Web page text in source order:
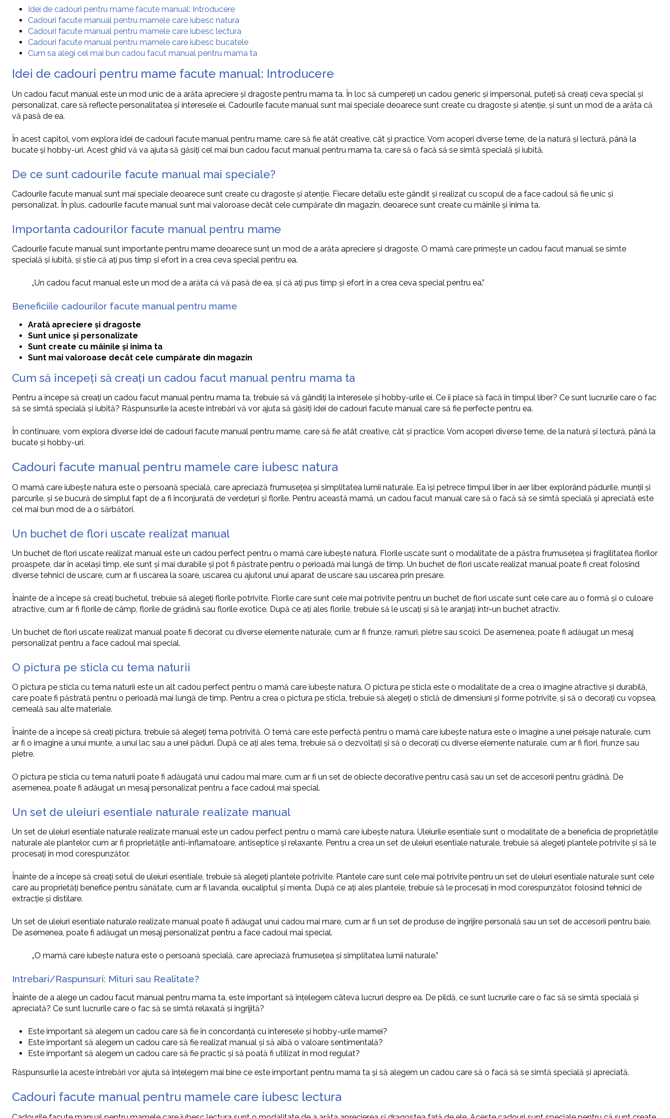
Idei de cadouri pentru mame facute manual: Introducere
Cadouri facute manual pentru mamele care iubesc natura
Cadouri facute manual pentru mamele care iubesc lectura
Cadouri facute manual pentru mamele care iubesc bucatele
Cum sa alegi cel mai bun cadou facut manual pentru mama ta
Idei de cadouri pentru mame facute manual: Introducere
Un cadou facut manual este un mod unic de a arăta apreciere și dragoste pentru mama ta. În loc să cumpereți un cadou generic și impersonal, puteți să creați ceva special și
personalizat, care să reflecte personalitatea și interesele ei. Cadourile facute manual sunt mai speciale deoarece sunt create cu dragoste și atenție, și sunt un mod de a arăta că
vă pasă de ea.
În acest capitol, vom explora idei de cadouri facute manual pentru mame, care să fie atât creative, cât și practice. Vom acoperi diverse teme, de la natură și lectură, până la
bucate și hobby-uri. Acest ghid vă va ajuta să găsiți cel mai bun cadou facut manual pentru mama ta, care să o facă să se simtă specială și iubită.
De ce sunt cadourile facute manual mai speciale?
Cadourile facute manual sunt mai speciale deoarece sunt create cu dragoste și atenție. Fiecare detaliu este gândit și realizat cu scopul de a face cadoul să fie unic și
personalizat. În plus, cadourile facute manual sunt mai valoroase decât cele cumpărate din magazin, deoarece sunt create cu mâinile și inima ta.
Importanta cadourilor facute manual pentru mame
Cadourile facute manual sunt importante pentru mame deoarece sunt un mod de a arăta apreciere și dragoste. O mamă care primește un cadou facut manual se simte
specială și iubită, și știe că ați pus timp și efort în a crea ceva special pentru ea.
„Un cadou facut manual este un mod de a arăta că vă pasă de ea, și că ați pus timp și efort în a crea ceva special pentru ea.”
Beneficiile cadourilor facute manual pentru mame
Arată apreciere și dragoste
Sunt unice și personalizate
Sunt create cu mâinile și inima ta
Sunt mai valoroase decât cele cumpărate din magazin
Cum să începeți să creați un cadou facut manual pentru mama ta
Pentru a începe să creați un cadou facut manual pentru mama ta, trebuie să vă gândiți la interesele și hobby-urile ei. Ce îi place să facă în timpul liber? Ce sunt lucrurile care o fac
să se simtă specială și iubită? Răspunsurile la aceste întrebări vă vor ajuta să găsiți idei de cadouri facute manual care să fie perfecte pentru ea.
În continuare, vom explora diverse idei de cadouri facute manual pentru mame, care să fie atât creative, cât și practice. Vom acoperi diverse teme, de la natură și lectură, până la
bucate și hobby-uri.
Cadouri facute manual pentru mamele care iubesc natura
O mamă care iubește natura este o persoană specială, care apreciază frumusețea și simplitatea lumii naturale. Ea își petrece timpul liber în aer liber, explorând pădurile, munții și
parcurile, și se bucură de simplul fapt de a fi înconjurată de verdețuri și florile. Pentru această mamă, un cadou facut manual care să o facă să se simtă specială și apreciată este
cel mai bun mod de a o sărbători.
Un buchet de flori uscate realizat manual
Un buchet de flori uscate realizat manual este un cadou perfect pentru o mamă care iubește natura. Florile uscate sunt o modalitate de a păstra frumusețea și fragilitatea florilor
proaspete, dar în același timp, ele sunt și mai durabile și pot fi păstrate pentru o perioadă mai lungă de timp. Un buchet de flori uscate realizat manual poate fi creat folosind
diverse tehnici de uscare, cum ar fi uscarea la soare, uscarea cu ajutorul unui aparat de uscare sau uscarea prin presare.
Înainte de a începe să creați buchetul, trebuie să alegeți florile potrivite. Florile care sunt cele mai potrivite pentru un buchet de flori uscate sunt cele care au o formă și o culoare
atractive, cum ar fi florile de câmp, florile de grădină sau florile exotice. După ce ați ales florile, trebuie să le uscați și să le aranjați într-un buchet atractiv.
Un buchet de flori uscate realizat manual poate fi decorat cu diverse elemente naturale, cum ar fi frunze, ramuri, pietre sau scoici. De asemenea, poate fi adăugat un mesaj
personalizat pentru a face cadoul mai special.
O pictura pe sticla cu tema naturii
O pictura pe sticla cu tema naturii este un alt cadou perfect pentru o mamă care iubește natura. O pictura pe sticla este o modalitate de a crea o imagine atractive și durabilă,
care poate fi păstrată pentru o perioadă mai lungă de timp. Pentru a crea o pictura pe sticla, trebuie să alegeți o sticlă de dimensiuni și forme potrivite, și să o decorați cu vopsea,
cerneală sau alte materiale.
Înainte de a începe să creați pictura, trebuie să alegeți tema potrivită. O temă care este perfectă pentru o mamă care iubește natura este o imagine a unei peisaje naturale, cum
ar fi o imagine a unui munte, a unui lac sau a unei păduri. După ce ați ales tema, trebuie să o dezvoltați și să o decorați cu diverse elemente naturale, cum ar fi flori, frunze sau
pietre.
O pictura pe sticla cu tema naturii poate fi adăugată unui cadou mai mare, cum ar fi un set de obiecte decorative pentru casă sau un set de accesorii pentru grădină. De
asemenea, poate fi adăugat un mesaj personalizat pentru a face cadoul mai special.
Un set de uleiuri esentiale naturale realizate manual
Un set de uleiuri esentiale naturale realizate manual este un cadou perfect pentru o mamă care iubește natura. Uleiurile esentiale sunt o modalitate de a beneficia de proprietățile
naturale ale plantelor, cum ar fi proprietățile anti-inflamatoare, antiseptice și relaxante. Pentru a crea un set de uleiuri esentiale naturale, trebuie să alegeți plantele potrivite și să le
procesați în mod corespunzător.
Înainte de a începe să creați setul de uleiuri esentiale, trebuie să alegeți plantele potrivite. Plantele care sunt cele mai potrivite pentru un set de uleiuri esentiale naturale sunt cele
care au proprietăți benefice pentru sănătate, cum ar fi lavanda, eucaliptul și menta. După ce ați ales plantele, trebuie să le procesați în mod corespunzător, folosind tehnici de
extracție și distilare.
Un set de uleiuri esentiale naturale realizate manual poate fi adăugat unui cadou mai mare, cum ar fi un set de produse de îngrijire personală sau un set de accesorii pentru baie.
De asemenea, poate fi adăugat un mesaj personalizat pentru a face cadoul mai special.
„O mamă care iubește natura este o persoană specială, care apreciază frumusețea și simplitatea lumii naturale.”
Intrebari/Raspunsuri: Mituri sau Realitate?
Înainte de a alege un cadou facut manual pentru mama ta, este important să înțelegem câteva lucruri despre ea. De pildă, ce sunt lucrurile care o fac să se simtă specială și
apreciată? Ce sunt lucrurile care o fac să se simtă relaxată și îngrijită?
Este important să alegem un cadou care să fie în concordanță cu interesele și hobby-urile mamei?
Este important să alegem un cadou care să fie realizat manual și să aibă o valoare sentimentală?
Este important să alegem un cadou care să fie practic și să poată fi utilizat în mod regulat?
Răspunsurile la aceste întrebări vor ajuta să înțelegem mai bine ce este important pentru mama ta și să alegem un cadou care să o facă să se simtă specială și apreciată.
Cadouri facute manual pentru mamele care iubesc lectura